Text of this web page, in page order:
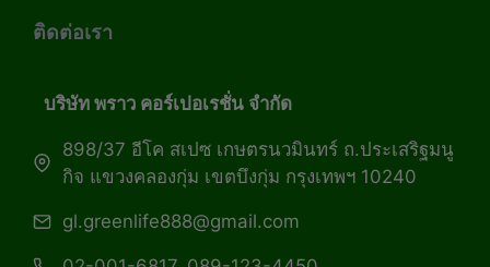
ติดต่อเรา
บริษัท พราว คอร์เปอเรชั่น จำกัด
898/37 อีโค สเปซ เกษตรนวมินทร์ ถ.ประเสริฐมนู
กิจ แขวงคลองกุ่ม เขตบึงกุ่ม กรุงเทพฯ 10240
gl.greenlife888@gmail.com